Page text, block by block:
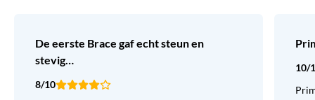
De eerste Brace gaf echt steun en
stevig…
8/10
10/